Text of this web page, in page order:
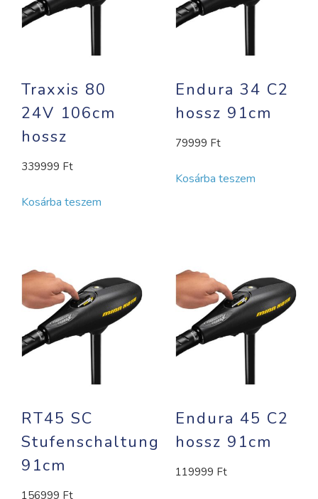
Traxxis 80
24V 106cm
hossz
339999 Ft
Kosárba teszem
Endura 34 C2
hossz 91cm
79999 Ft
Kosárba teszem
RT45 SC
Stufenschaltung
91cm
156999 Ft
Endura 45 C2
hossz 91cm
119999 Ft